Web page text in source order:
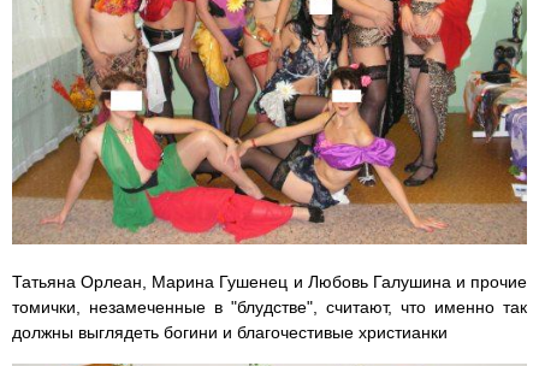
Татьяна Орлеан, Марина Гушенец и Любовь Галушина и прочие
томички, незамеченные в "блудстве", считают, что именно так
должны выглядеть богини и благочестивые христианки